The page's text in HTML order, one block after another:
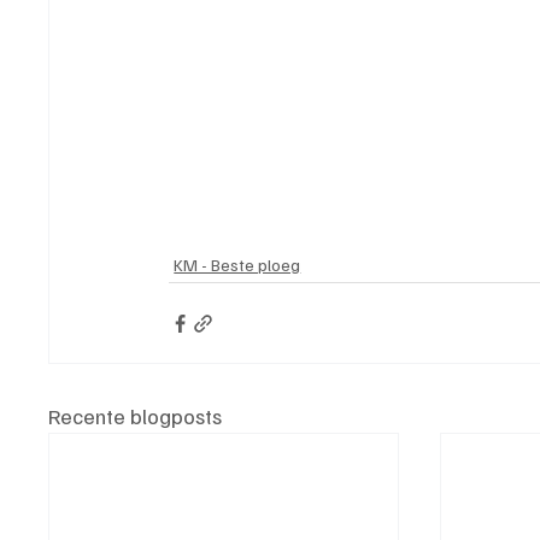
KM - Beste ploeg
Recente blogposts